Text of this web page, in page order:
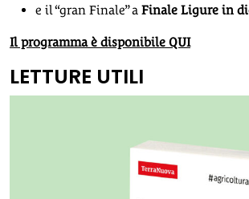
e il “gran Finale” a Finale Ligure in
Il programma è disponibile QUI
LETTURE UTILI